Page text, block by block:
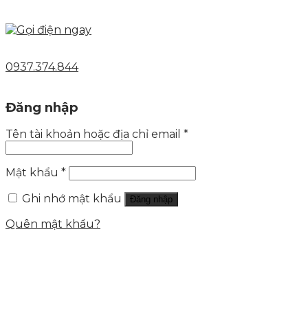
0937.374.844
Đăng nhập
Tên tài khoản hoặc địa chỉ email *
Mật khẩu *
Ghi nhớ mật khẩu
Đăng nhập
Quên mật khẩu?